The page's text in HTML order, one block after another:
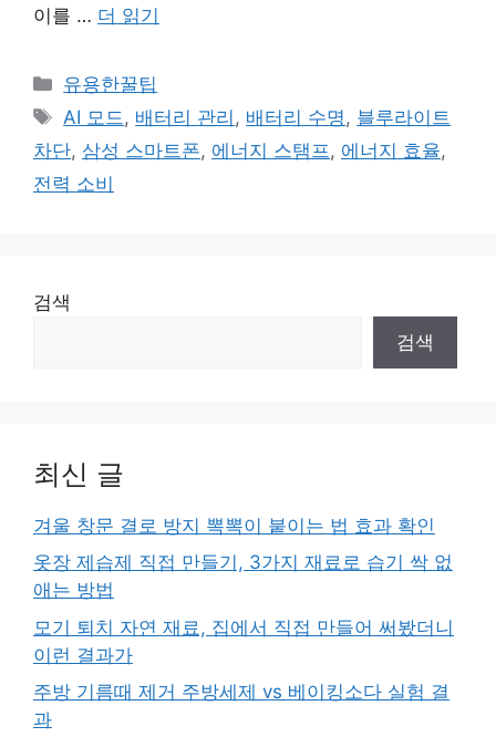
이를 … 더 읽기
카
테
리
유용한꿀팁
태
그
AI 모드 , 배터리 관리 , 배터리 수명 , 블루라이트
차단, 삼성 스마트폰, 에너지 스탬프 , 에너지 효율,
전력 소비
검색
검색
최신 글
겨울 창문 결로 방지 뽁뽁이 붙이는 법 효과 확인
옷장 제습제 직접 만들기, 3가지 재료로 습기 싹 없
애는 방법
모기 퇴치 자연 재료, 집에서 직접 만들어 써봤더니
이런 결과가
주방 기름때 제거 주방세제 vs 베이킹소다 실험 결
과